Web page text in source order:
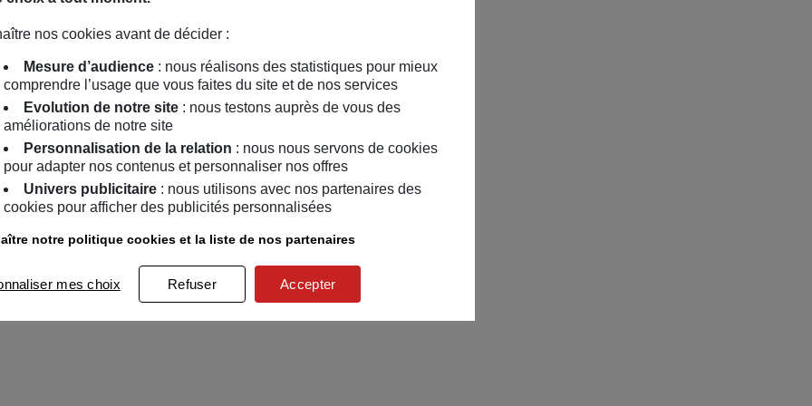
nos cookies avant de décider :
Mesure d’audience : nous réalisons des statistiques pour mieux
comprendre l’usage que vous faites du site et de nos services
Evolution de notre site : nous testons auprès de vous des
améliorations de notre site
Personnalisation de la relation : nous nous servons de cookies
pour adapter nos contenus et personnaliser nos offres
Univers publicitaire : nous utilisons avec nos partenaires des
cookies pour afficher des publicités personnalisées
notre politique cookies et la liste de nos partenaires
mes choix Refuser Accepter